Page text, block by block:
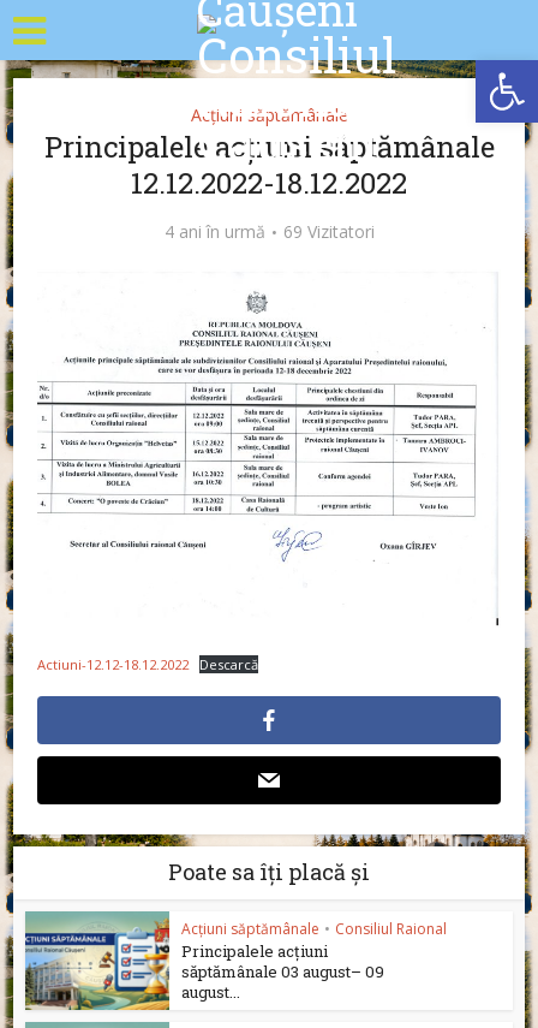
Acțiuni săptămânale
Principalele acțiuni săptămânale
12.12.2022-18.12.2022
4 ani în urmă 69 Vizitatori
Actiuni-12.12-18.12.2022 Descarcă
Poate sa îți placă și
Acțiuni săptămânale • Consiliul Raional
Principalele acțiuni
săptămânale 03 august– 09
august...